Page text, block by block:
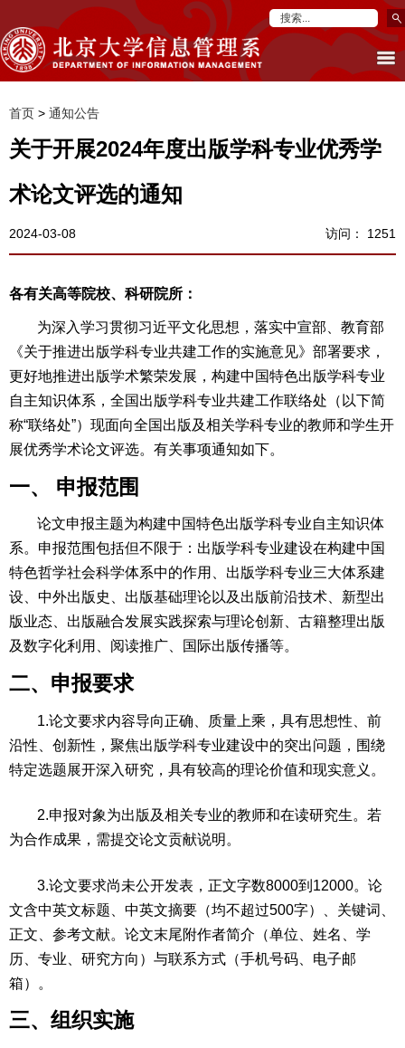
首页 > 通知公告
关于开展2024年度出版学科专业优秀学
术论文评选的通知
2024-03-08 访问： 1251
各有关高等院校、科研院所：
为深入学习贯彻习近平文化思想，落实中宣部、教育部
《关于推进出版学科专业共建工作的实施意见》部署要求，
更好地推进出版学术繁荣发展，构建中国特色出版学科专业
自主知识体系，全国出版学科专业共建工作联络处（以下简
称“联络处”）现面向全国出版及相关学科专业的教师和学生开
展优秀学术论文评选。有关事项通知如下。
一、 申报范围
论文申报主题为构建中国特色出版学科专业自主知识体
系。申报范围包括但不限于：出版学科专业建设在构建中国
特色哲学社会科学体系中的作用、出版学科专业三大体系建
设、中外出版史、出版基础理论以及出版前沿技术、新型出
版业态、出版融合发展实践探索与理论创新、古籍整理出版
及数字化利用、阅读推广、国际出版传播等。
二、申报要求
1.论文要求内容导向正确、质量上乘，具有思想性、前
沿性、创新性，聚焦出版学科专业建设中的突出问题，围绕
特定选题展开深入研究，具有较高的理论价值和现实意义。
2.申报对象为出版及相关专业的教师和在读研究生。若
为合作成果，需提交论文贡献说明。
3.论文要求尚未公开发表，正文字数8000到12000。论
文含中英文标题、中英文摘要（均不超过500字）、关键词、
正文、参考文献。论文末尾附作者简介（单位、姓名、学
历、专业、研究方向）与联系方式（手机号码、电子邮
箱）。
三、组织实施